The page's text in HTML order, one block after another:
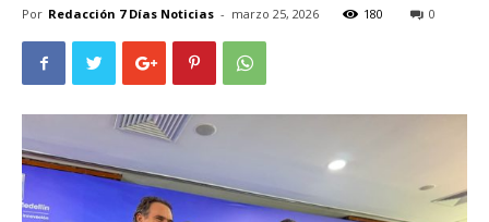
Por Redacción 7 Días Noticias - marzo 25, 2026 180 0